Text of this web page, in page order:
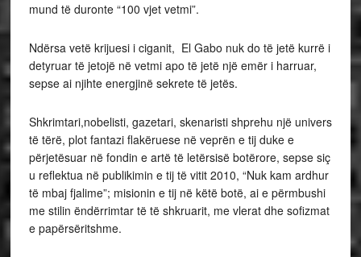
mund të duronte “100 vjet vetmi”.
Ndërsa vetë krijuesi i ciganit, El Gabo nuk do të jetë kurrë i
detyruar të jetojë në vetmi apo të jetë një emër i harruar,
sepse ai njihte energjinë sekrete të jetës.
Shkrimtari,nobelisti, gazetari, skenaristi shprehu një univers
të tërë, plot fantazi flakëruese në veprën e tij duke e
përjetësuar në fondin e artë të letërsisë botërore, sepse siç
u reflektua në publikimin e tij të vitit 2010, “Nuk kam ardhur
të mbaj fjalime”; misionin e tij në këtë botë, ai e përmbushi
me stilin ëndërrimtar të të shkruarit, me vlerat dhe sofizmat
e papërsëritshme.